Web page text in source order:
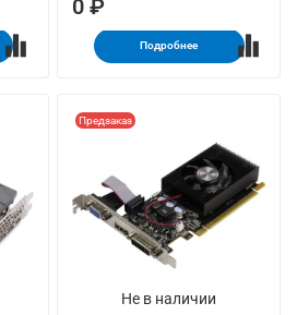
0 ₽
Подробнее
Не в наличии
Предзаказ